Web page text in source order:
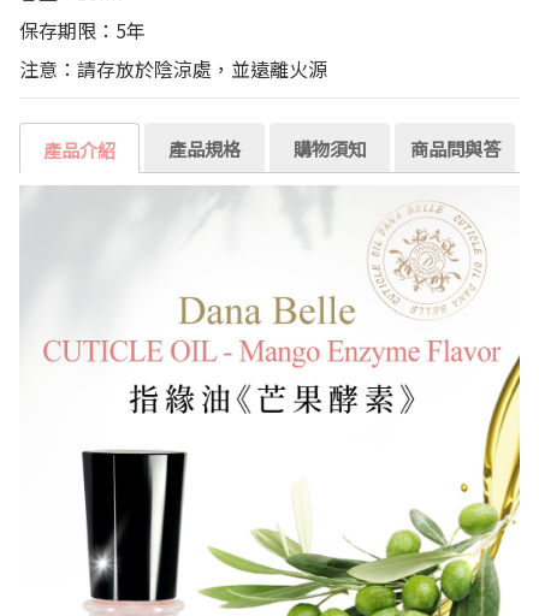
保存期限：5年
注意：請存放於陰涼處，並遠離火源
產品介紹 產品規格 購物須知 商品問與答